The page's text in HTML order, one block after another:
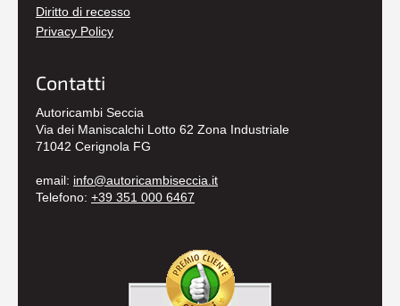
Diritto di recesso
Privacy Policy
Contatti
Autoricambi Seccia
Via dei Maniscalchi Lotto 62 Zona Industriale
71042 Cerignola FG
email: info@autoricambiseccia.it
Telefono: +39 351 000 6467